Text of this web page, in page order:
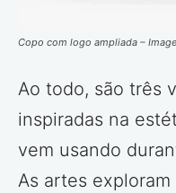
Copo com logo ampliada –
Ao todo, são três
inspiradas na
vem usando
As artes